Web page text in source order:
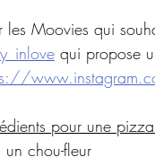
les Moovies qui
qui propose
pour une
un chou-fleur